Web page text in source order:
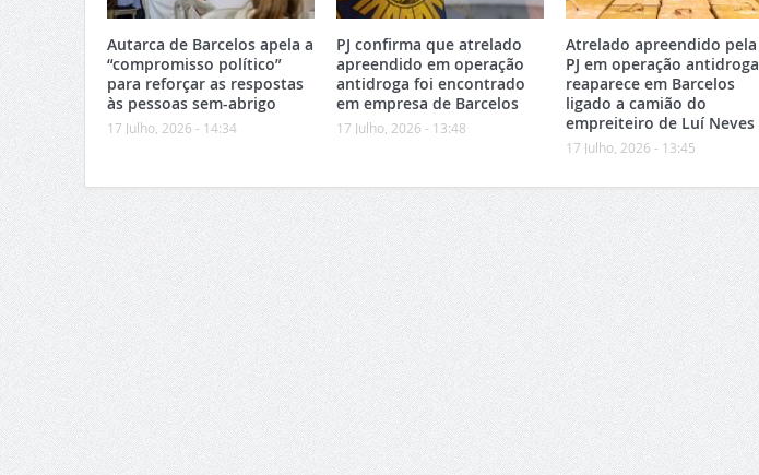
Autarca de Barcelos apela a
“compromisso político”
para reforçar as respostas
às pessoas sem-abrigo
17 Julho, 2026 - 14:34
PJ confirma que atrelado
apreendido em operação
antidroga foi encontrado
em empresa de Barcelos
17 Julho, 2026 - 13:48
Atrelado apreendido pela
PJ em operação antidroga
reaparece em Barcelos
ligado a camião do
empreiteiro de Luí Neves
17 Julho, 2026 - 13:45